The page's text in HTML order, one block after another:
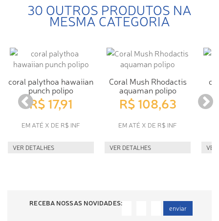
30 OUTROS PRODUTOS NA
MESMA CATEGORIA
coral palythoa hawaiian
punch polipo
R$ 17,91
EM ATÉ X DE R$ INF
VER DETALHES
Coral Mush Rhodactis
aquaman polipo
R$ 108,63
EM ATÉ X DE R$ INF
VER DETALHES VER
RECEBA NOSSAS NOVIDADES:
enviar